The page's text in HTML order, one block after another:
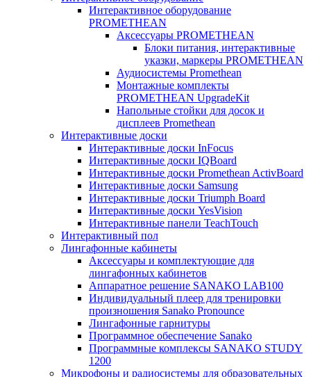
Интерактивное оборудование
PROMETHEAN
Аксессуары PROMETHEAN
Блоки питания, интерактивные
указки, маркеры PROMETHEAN
Аудиосистемы Promethean
Монтажные комплекты
PROMETHEAN UpgradeKit
Напольные стойки для досок и
дисплеев Promethean
Интерактивные доски
Интерактивные доски InFocus
Интерактивные доски IQBoard
Интерактивные доски Promethean ActivBoard
Интерактивные доски Samsung
Интерактивные доски Triumph Board
Интерактивные доски YesVision
Интерактивные панели TeachTouch
Интерактивный пол
Лингафонные кабинеты
Аксессуары и комплектующие для
лингафонных кабинетов
Аппаратное решение SANAKO LAB100
Индивидуальный плеер для тренировки
произношения Sanako Pronounce
Лингафонные гарнитуры
Программное обеспечение Sanako
Программные комплексы SANAKO STUDY
1200
Микрофоны и радиосистемы для образовательных